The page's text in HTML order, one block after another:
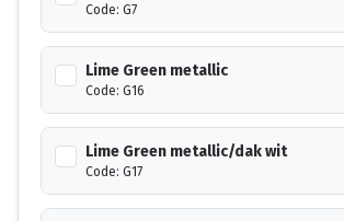
Code: G7
Lime Green metallic
Code: G16
Lime Green metallic/dak wit
Code: G17